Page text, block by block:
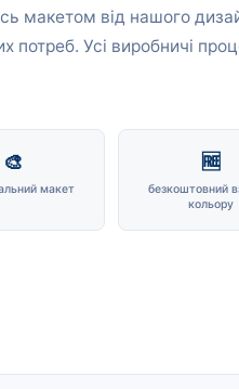
макетом від нашого
потреб. Усі виробничі
🎨
макет
🆓
безкоштовний
кольору